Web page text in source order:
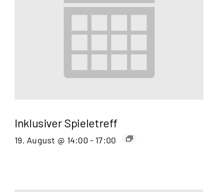
Inklusiver Spieletreff
19. August @ 14:00 - 17:00